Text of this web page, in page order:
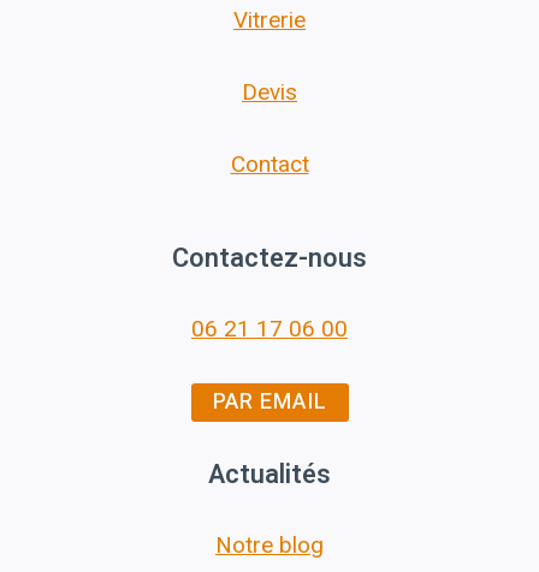
Vitrerie
Devis
Contact
Contactez-nous
06 21 17 06 00
PAR EMAIL
Actualités
Notre blog